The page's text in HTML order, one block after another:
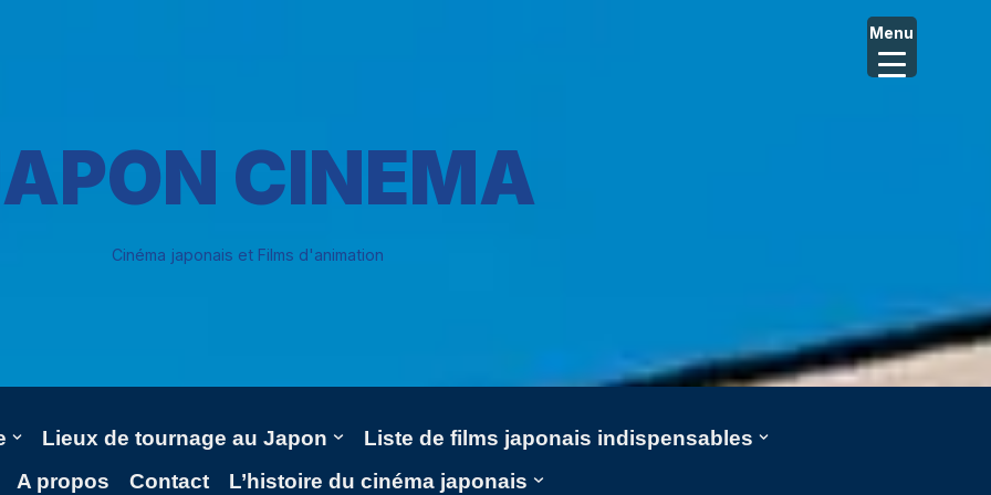
CINEMA
Cinéma japonais et Films d'animation
Lieux de tournage au Japon
Liste de films japonais indispensables
A propos Contact L’histoire du cinéma japonais
Menu